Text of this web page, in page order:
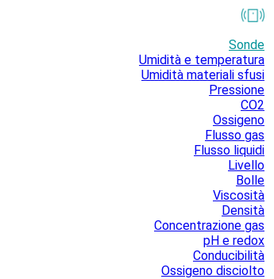
Sonde
Umidità e temperatura
Umidità materiali sfusi
Pressione
CO2
Ossigeno
Flusso gas
Flusso liquidi
Livello
Bolle
Viscosità
Densità
Concentrazione gas
pH e redox
Conducibilità
Ossigeno disciolto